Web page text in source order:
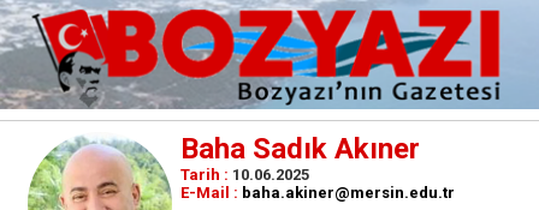
Baha Sadık Akıner
Tarih : 10.06.2025
E-Mail : baha.akiner@mersin.edu.tr